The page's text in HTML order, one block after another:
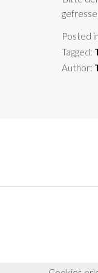
Posted
Tagged:
Author: